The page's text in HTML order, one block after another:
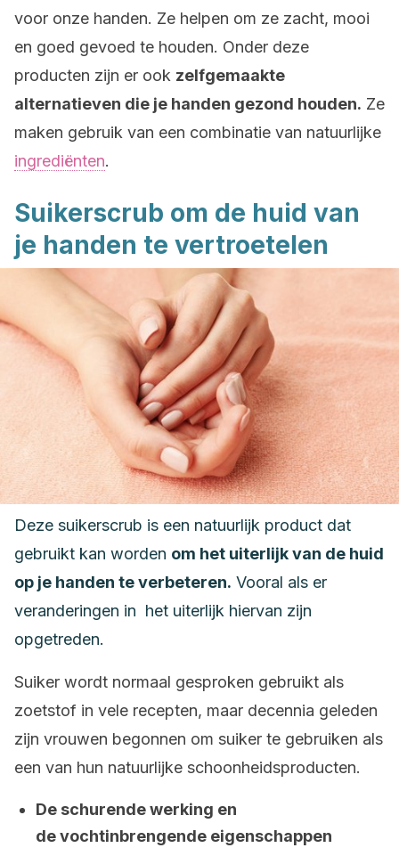
voor onze handen. Ze helpen om ze zacht, mooi
en goed gevoed te houden. Onder deze
producten zijn er ook zelfgemaakte
alternatieven die je handen gezond houden. Ze
maken gebruik van een combinatie van natuurlijke
ingrediënten.
Suikerscrub om de huid van
je handen te vertroetelen
Deze suikerscrub is een natuurlijk product dat
gebruikt kan worden om het uiterlijk van de huid
op je handen te verbeteren. Vooral als er
veranderingen in het uiterlijk hiervan zijn
opgetreden.
Suiker wordt normaal gesproken gebruikt als
zoetstof in vele recepten, maar decennia geleden
zijn vrouwen begonnen om suiker te gebruiken als
een van hun natuurlijke schoonheidsproducten.
De schurende werking en
de vochtinbrengende eigenschappen